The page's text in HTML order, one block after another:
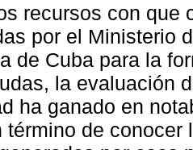
recursos con que
por el Ministerio
de Cuba para la
la evaluación
ha ganado en
término de